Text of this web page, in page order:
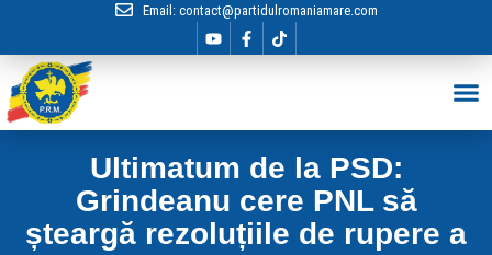
Email: contact@partidulromaniamare.com
Ultimatum de la PSD:
Grindeanu cere PNL să
șteargă rezoluțiile de rupere a